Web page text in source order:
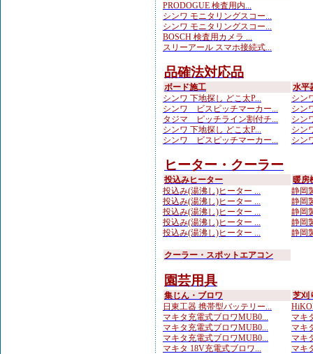
PRODOGUE 検査用内...
シンワ モニタリングスコー...
シンワ モニタリングスコー...
BOSCH 検査用カメラ ...
スリーアール スマホ接続式...
品確法対応品
ボード施工
シンワ 下地探し どこ太P...
シンワ ビスピッチマーカー...
タジマ ピッチライン割付チ...
シンワ 下地探し どこ太P...
シンワ ビスピッチマーカー...
水平
シン
シン
シン
シン
シン
ヒーター・クーラー
投込みヒーター
投込み(湯沸し)ヒーター ...
投込み(湯沸し)ヒーター ...
投込み(湯沸し)ヒーター ...
投込み(湯沸し)ヒーター ...
投込み(湯沸し)ヒーター ...
暖房
静岡
静岡
静岡
静岡
静岡
クーラー・スポットエアコン
園芸用具
集じん・ブロワ
日東工器 携帯型バッテリー...
マキタ充電式ブロワMUB0...
マキタ充電式ブロワMUB0...
マキタ充電式ブロワMUB0...
マキタ 18V充電式ブロワ...
芝刈
マキ
マキ
マキ
マキ